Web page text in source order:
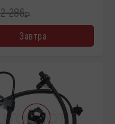
2 286₽
Завтра